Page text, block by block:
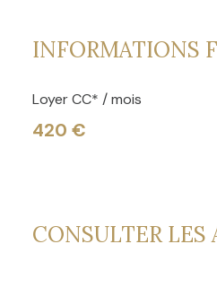
INFORMATIONS
Loyer CC* / mois
420 €
CONSULTER LES